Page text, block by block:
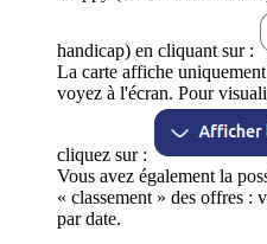
handicap) en cliquant sur :
La carte affiche
voyez à l'écran. Pour
cliquez sur :
Vous avez également la
« classement » des offres :
par date.